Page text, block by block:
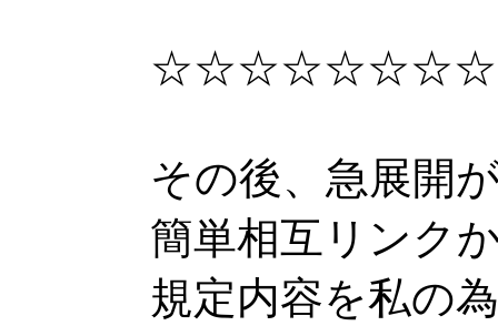
その後、急展開
簡単相互リンク
規定内容を私の